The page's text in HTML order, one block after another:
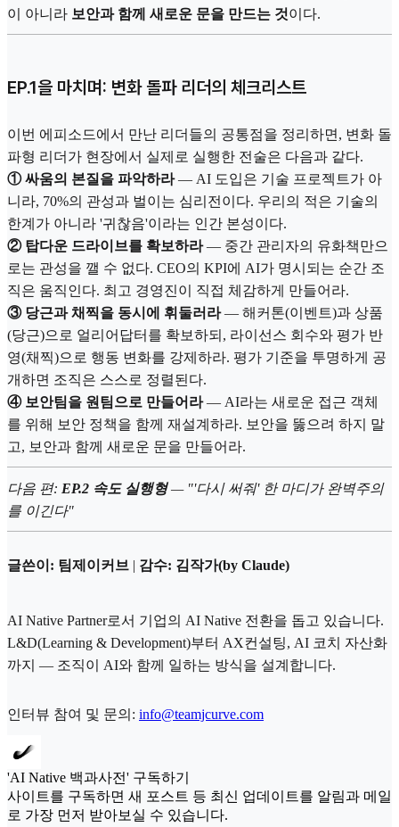
이 아니라 보안과 함께 새로운 문을 만드는 것이다.
EP.1을 마치며: 변화 돌파 리더의 체크리스트
이번 에피소드에서 만난 리더들의 공통점을 정리하면, 변화 돌
파형 리더가 현장에서 실제로 실행한 전술은 다음과 같다.
① 싸움의 본질을 파악하라— AI 도입은 기술 프로젝트가 아
니라, 70%의 관성과 벌이는 심리전이다. 우리의 적은 기술의
한계가 아니라 '귀찮음'이라는 인간 본성이다.
② 탑다운 드라이브를 확보하라— 중간 관리자의 유화책만으
로는 관성을 깰 수 없다. CEO의 KPI에 AI가 명시되는 순간 조
직은 움직인다. 최고 경영진이 직접 체감하게 만들어라.
③ 당근과 채찍을 동시에 휘둘러라— 해커톤(이벤트)과 상품
(당근)으로 얼리어답터를 확보하되, 라이선스 회수와 평가 반
영(채찍)으로 행동 변화를 강제하라. 평가 기준을 투명하게 공
개하면 조직은 스스로 정렬된다.
④ 보안팀을 원팀으로 만들어라— AI라는 새로운 접근 객체
를 위해 보안 정책을 함께 재설계하라. 보안을 뚫으려 하지 말
고, 보안과 함께 새로운 문을 만들어라.
다음 편: EP.2 속도 실행형— "'다시 써줘' 한 마디가 완벽주의
를 이긴다"
글쓴이: 팀제이커브 | 감수: 김작가(by Claude)
AI Native Partner로서 기업의 AI Native 전환을 돕고 있습니다.
L&D(Learning & Development)부터 AX컨설팅, AI 코치 자산화
까지 — 조직이 AI와 함께 일하는 방식을 설계합니다.
인터뷰 참여 및 문의: info@teamjcurve.com
'AI Native 백과사전' 구독하기
사이트를 구독하면 새 포스트 등 최신 업데이트를 알림과 메일
로 가장 먼저 받아보실 수 있습니다.